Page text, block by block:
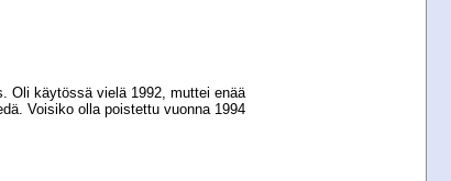
Oli käytössä vielä 1992, muttei enää
Voisiko olla poistettu vuonna 1994